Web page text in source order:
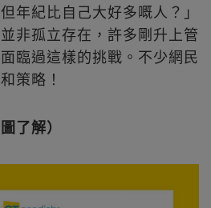
年紀比自己大好多嘅人？」
非孤立存在，許多剛升上管
臨過這樣的挑戰。不少網民
策略！
了解）